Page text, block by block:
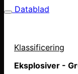
Datablad
Klassificering
Eksplosiver -